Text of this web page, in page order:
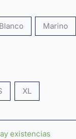
Blanco Marino
XL
existencias